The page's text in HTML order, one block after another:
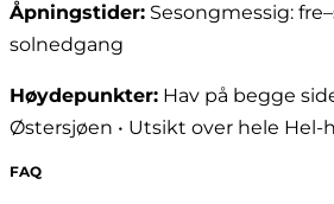
Åpningstider: Sesongmessig:
solnedgang
Høydepunkter: Hav på begge
Østersjøen • Utsikt over hele Hel-
FAQ